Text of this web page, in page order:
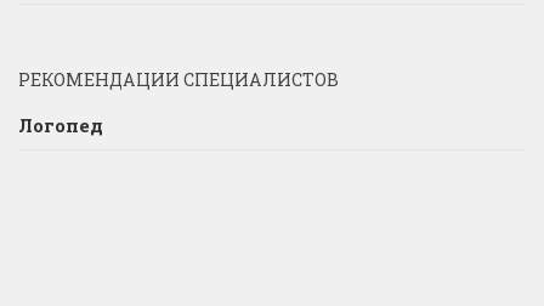
РЕКОМЕНДАЦИИ СПЕЦИАЛИСТОВ
Логопед